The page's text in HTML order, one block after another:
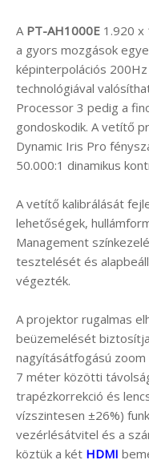
A PT-AH1000E 1.920 x
a gyors mozgások
képinterpolációs
technológiával
Processor 3 pedig a
gondoskodik. A vetítő
Dynamic Iris Pro
50.000:1 dinamikus
A vetítő kalibrálását
lehetőségek,
Management
tesztelését és
végezték.
A projektor rugalmas
beüzemelését
nagyításátfogású
7 méter közötti
trapézkorrekció és
vízszintesen ±26%)
vezérlésátvitel és a
köztük a két HDMI